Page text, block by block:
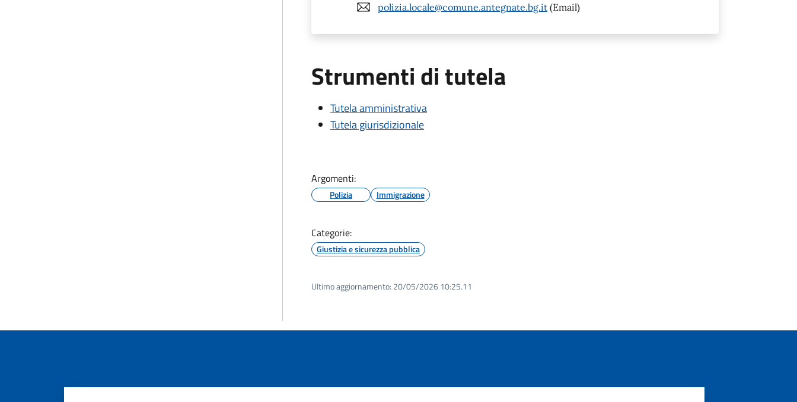
polizia.locale@comune.antegnate.bg.it (Email)
Strumenti di tutela
Tutela amministrativa
Tutela giurisdizionale
Argomenti:
Polizia Immigrazione
Categorie:
Giustizia e sicurezza pubblica
Ultimo aggiornamento: 20/05/2026 10:25.11